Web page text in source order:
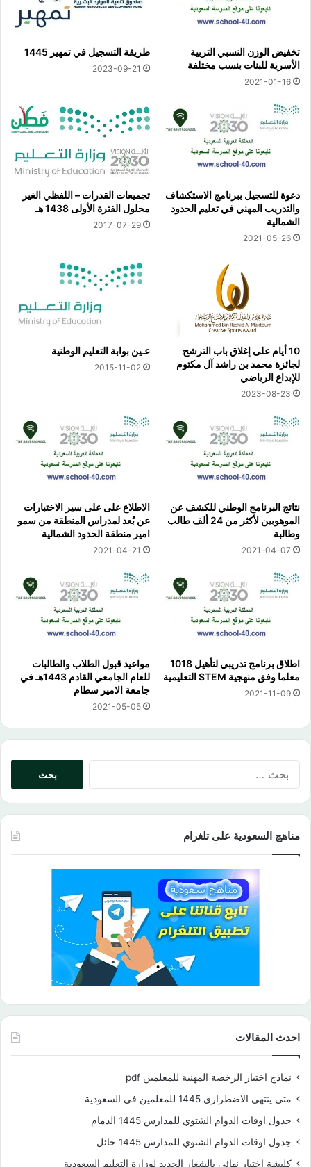
تخفيض الوزن النسبي التربية
الأسرية للبنات بنسب مختلفة
2021-01-16
طريقة التسجيل في تمهير 1445
2023-09-21
دعوة للتسجيل ببرنامج الاستكشاف
والتدريب المهني في تعليم الحدود
الشمالية
2021-05-26
تجميعات القدرات – اللفظي الغير
محلول الفترة الأولى 1438 هـ
2017-07-29
10 أيام على إغلاق باب الترشح
لجائزة محمد بن راشد آل مكتوم
للإبداع الرياضي
2023-08-23
عـين بوابة التعليم الوطنية
2015-11-02
نتائج البرنامج الوطني للكشف عن
الموهوبين لأكثر من 24 ألف طالب
وطالبة
2021-04-07
الاطلاع على على سير الاختبارات
عن بُعد لمدراس المنطقة من سمو
امير منطقة الحدود الشمالية
2021-04-21
اطلاق برنامج تدريبي لتأهيل 1018
معلما وفق منهجية STEM التعليمية
2021-11-09
مواعيد قبول الطلاب والطالبات
للعام الجامعي القادم 1443هـ في
جامعة الامير سطام
2021-05-05
مناهج السعودية على تلغرام
احدث المقالات
نماذج اختبار الرخصة المهنية للمعلمين pdf
متى ينتهي الاضطراري 1445 للمعلمين في السعودية
جدول اوقات الدوام الشتوي للمدارس 1445 الدمام
جدول اوقات الدوام الشتوي للمدارس 1445 حائل
كليشة اختبار نهائي بالشعار الجديد لوزارة التعليم السعودية